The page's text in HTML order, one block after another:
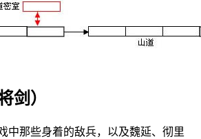
剑）
中那些身着的敌兵，以及魏延、彻里